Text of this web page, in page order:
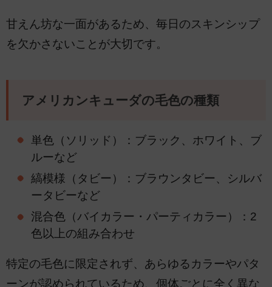
甘えん坊な一面があるため、毎日のスキンシップ
を欠かさないことが大切です。
アメリカンキューダの毛色の種類
単色（ソリッド）：ブラック、ホワイト、ブ
ルーなど
縞模様（タビー）：ブラウンタビー、シルバ
ータビーなど
混合色（バイカラー・パーティカラー）：2
色以上の組み合わせ
特定の毛色に限定されず、あらゆるカラーやパタ
ーンが認められているため、個体ごとに全く異な